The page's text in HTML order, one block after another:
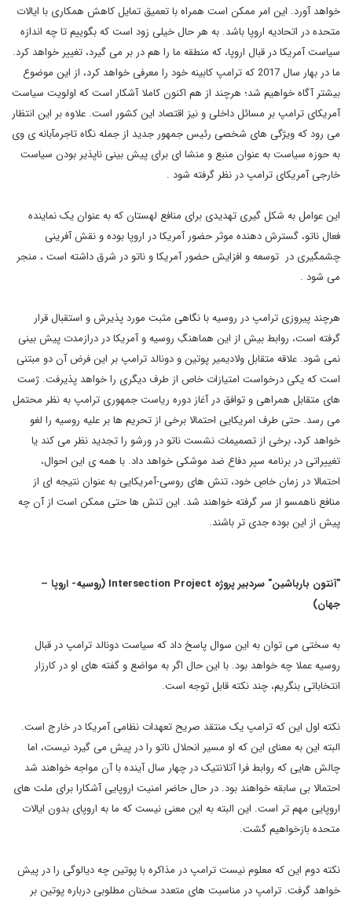
خواهد آورد. این امر ممکن است همراه با تعمیق تمایل کاهش همکاری با ایالات
متحده در اتحادیه اروپا باشد. به هر حال خیلی زود است که بگوییم تا چه اندازه
سیاست آمریکا در قبال اروپا، که منطقه ما را هم در بر می گیرد، تغییر خواهد کرد.
ما در بهار سال 2017 که ترامپ کابینه خود را معرفی خواهد کرد، از این موضوع
بیشتر آگاه خواهیم شد؛ هرچند از هم اکنون کاملا آشکار است که اولویت سیاست
آمریکای ترامپ بر مسائل داخلی و نیز اقتصاد این کشور است. علاوه بر این انتظار
می رود که ویژگی های شخصی رئیس جمهور جدید از جمله نگاه تاجرمآبانه ی وی
به حوزه سیاست به عنوان منبع و منشا ای برای پیش بینی ناپذیر بودن سیاست
خارجی آمریکای ترامپ در نظر گرفته شود .
این عوامل به شکل گیری تهدیدی برای منافع لهستان که به عنوان یک نماینده
فعال ناتو، گسترش دهنده موثر حضور آمریکا در اروپا بوده و نقش آفرینی
چشمگیری در توسعه و افزایش حضور آمریکا و ناتو در شرق داشته است ، منجر
می شود .
هرچند پیروزی ترامپ در روسیه با نگاهی مثبت مورد پذیرش و استقبال قرار
گرفته است، روابط بیش از این هماهنگِ روسیه و آمریکا در درازمدت پیش بینی
نمی شود. علاقه متقابل ولادیمیر پوتین و دونالد ترامپ بر این فرض آن دو مبتنی
است که یکی درخواست امتیازات خاص از طرف دیگری را خواهد پذیرفت. ژست
های متقابل همراهی و توافق در آغاز دوره ریاست جمهوری ترامپ به نظر محتمل
می رسد. حتی طرف امریکایی احتمالا برخی از تحریم ها بر علیه روسیه را لغو
خواهد کرد، برخی از تصمیمات نشست ناتو در ورشو را تجدید نظر می کند یا
تغییراتی در برنامه سپر دفاع ضد موشکی خواهد داد. با همه ی این احوال،
احتمالا در زمان خاصِ خود، تنش های روسی-آمریکایی به عنوان نتیجه ای از
منافع ناهمسو از سر گرفته خواهند شد. این تنش ها حتی ممکن است از آن چه
پیش از این بوده جدی تر باشند.
"آنتون بارباشین" سردبیر پروژه Intersection Project (روسیه- اروپا –
جهان)
به سختی می توان به این سوال پاسخ داد که سیاست دونالد ترامپ در قبال
روسیه عملا چه خواهد بود. با این حال اگر به مواضع و گفته های او در کارزار
انتخاباتی بنگریم، چند نکته قابل توجه است.
نکته اول این که ترامپ یک منتقد صریح تعهدات نظامی آمریکا در خارج است.
البته این به معنای این که او مسیر انحلال ناتو را در پیش می گیرد نیست، اما
چالش هایی که روابط فرا آتلانتیک در چهار سال آینده با آن مواجه خواهند شد
احتمالا بی سابقه خواهند بود. در حال حاضر امنیت اروپایی آشکارا برای ملت های
اروپایی مهم تر است. این البته به این معنی نیست که ما به اروپای بدون ایالات
متحده بازخواهیم گشت.
نکته دوم این که معلوم نیست ترامپ در مذاکره با پوتین چه دیالوگی را در پیش
خواهد گرفت. ترامپ در مناسبت های متعدد سخنان مطلوبی درباره پوتین بر